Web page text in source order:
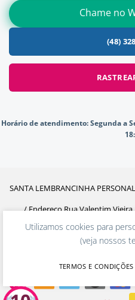
Chame no
(48)
Horário de atendimento:Segunda a
SANTA LEMBRANCINHA
/ Endereço Rua Valentim
Biguaçu –
Utilizamos cookies para
(veja nossos
TERMOS E